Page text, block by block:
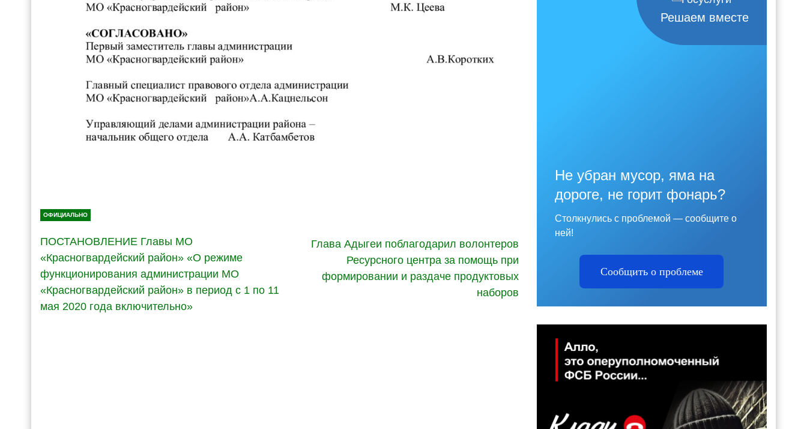
ОФИЦИАЛЬНО
ПОСТАНОВЛЕНИЕ Главы МО
«Красногвардейский район» «О режиме
функционирования администрации МО
«Красногвардейский район» в период с 1 по 11
мая 2020 года включительно»
Глава Адыгеи поблагодарил волонтеров
Ресурсного центра за помощь при
формировании и раздаче продуктовых
наборов
Решаем вместе
Не убран мусор, яма на
дороге, не горит фонарь?
Столкнулись с проблемой — сообщите о
ней!
Сообщить о проблеме